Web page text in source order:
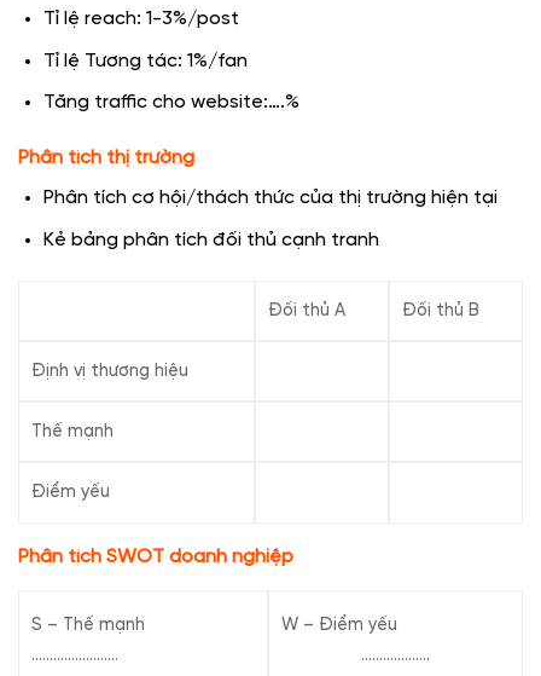
Tỉ lệ reach: 1-3%/post
Tỉ lệ Tương tác: 1%/fan
Tăng traffic cho website:….%
Phân tích thị trường
Phân tích cơ hội/thách thức của thị trường hiện tại
Kẻ bảng phân tích đối thủ cạnh tranh
Đối thủ A Đối thủ B
Định vị thương hiệu
Thế mạnh
Điểm yếu
Phân tích SWOT doanh nghiệp
S – Thế mạnh
……………………
W – Điểm yếu
……………….